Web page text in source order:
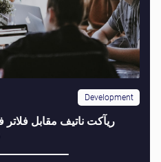
Development